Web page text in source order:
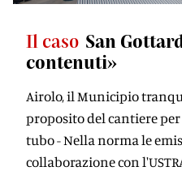
Il caso San
contenuti»
Airolo, il Municipio
proposito del cantiere
tubo - Nella norma le
collaborazione con